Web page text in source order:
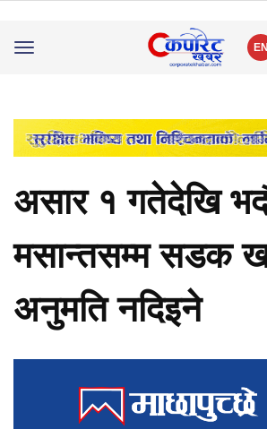
Toggle
EN
असार १ गतेदेखि
मसान्तसम्म सडक
अनुमति नदिइने